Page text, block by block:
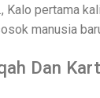
Kalo pertama
manusia
Dan